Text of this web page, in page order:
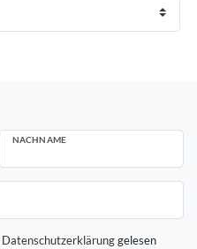
NACHNAME
Daten­schutz­erklärunggelesen